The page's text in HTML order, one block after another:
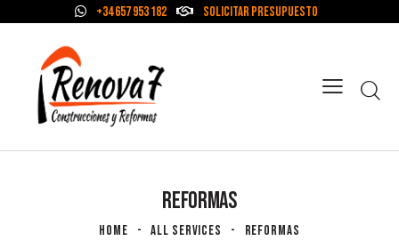
+34 657 953 182 Solicitar Presupuesto
REFORMAS
HOME ALL SERVICES REFORMAS